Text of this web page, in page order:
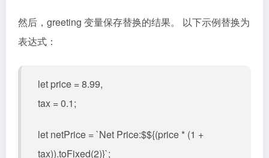
然后，greeting 变量保存替换的结果。 以下示例替换为
表达式：
let price = 8.99,
tax = 0.1;
let netPrice = `Net Price:$${(price * (1 +
tax)).toFixed(2)}`;